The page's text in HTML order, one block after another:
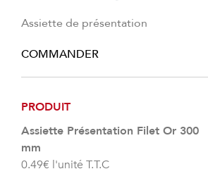
Assiette de présentation
COMMANDER
PRODUIT
Assiette Présentation Filet Or 300
mm
0.49€ l'unité T.T.C